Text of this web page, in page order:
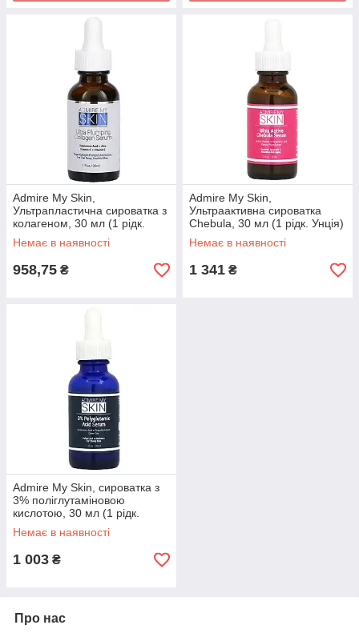
Admire My Skin,
Ультрапластична сироватка з
колагеном, 30 мл (1 рідк.
Унція)
Немає в наявності
958,75 ₴
Admire My Skin,
Ультраактивна сироватка
Chebula, 30 мл (1 рідк. Унція)
оригінал
Немає в наявності
1 341 ₴
Admire My Skin, сироватка з
3% поліглутаміновою
кислотою, 30 мл (1 рідк.
Унція) оригінал
Немає в наявності
1 003 ₴
Про нас